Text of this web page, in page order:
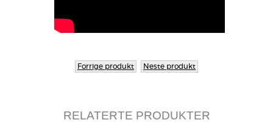
Forrige produkt Neste produkt
RELATERTE PRODUKTER